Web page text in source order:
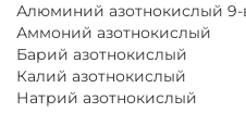
Алюминий азотнокислый
Аммоний азотнокислый
Барий азотнокислый
Калий азотнокислый
Натрий азотнокислый